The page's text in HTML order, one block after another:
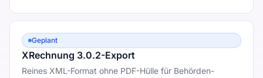
Geplant
XRechnung 3.0.2-Export
Reines XML-Format ohne PDF-Hülle für Behörden-